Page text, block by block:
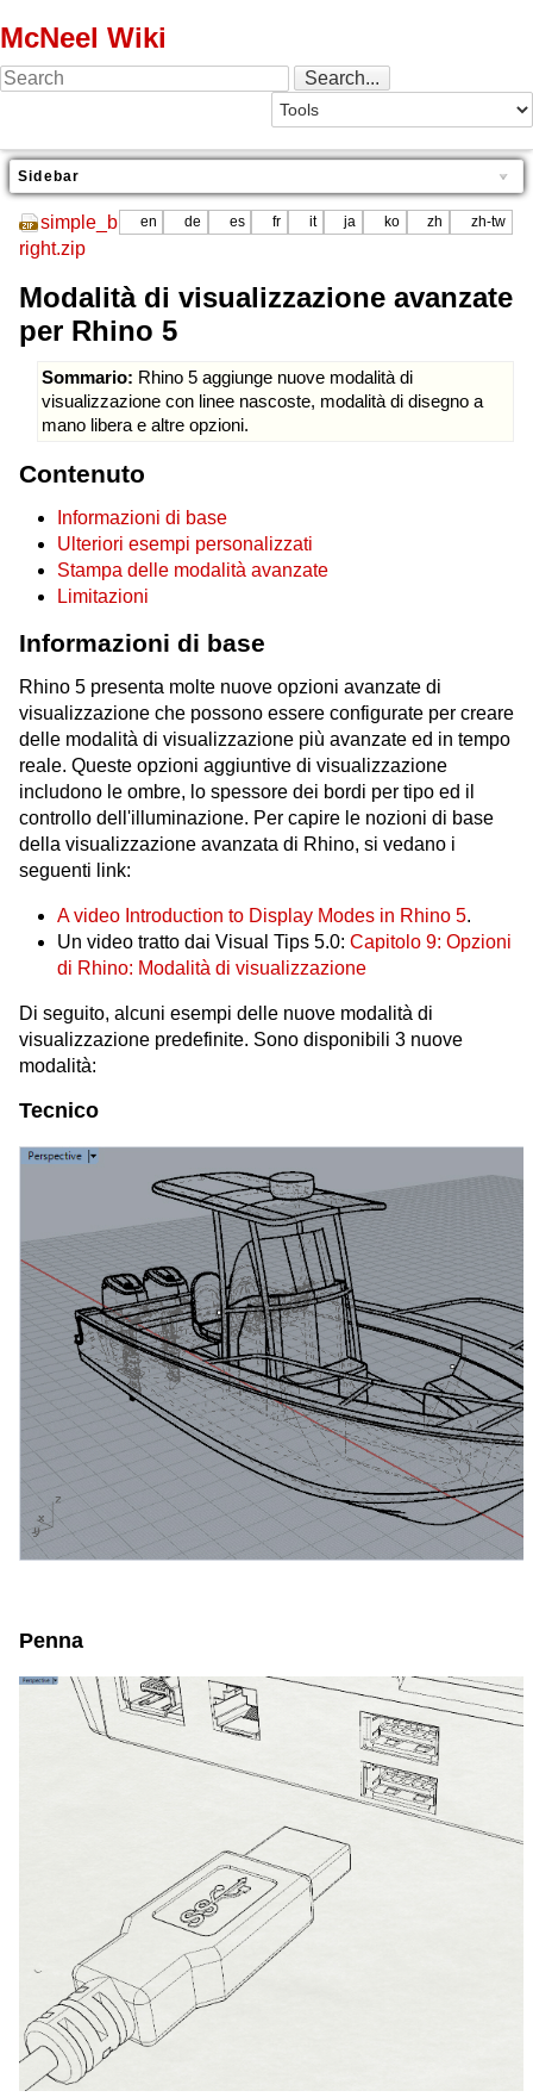
McNeel Wiki
Sidebar
en de es fr it ja ko zh zh-tw
simple_b
right.zip
Modalità di visualizzazione avanzate
per Rhino 5
Sommario: Rhino 5 aggiunge nuove modalità di
visualizzazione con linee nascoste, modalità di disegno a
mano libera e altre opzioni.
Contenuto
Informazioni di base
Ulteriori esempi personalizzati
Stampa delle modalità avanzate
Limitazioni
Informazioni di base
Rhino 5 presenta molte nuove opzioni avanzate di
visualizzazione che possono essere configurate per creare
delle modalità di visualizzazione più avanzate ed in tempo
reale. Queste opzioni aggiuntive di visualizzazione
includono le ombre, lo spessore dei bordi per tipo ed il
controllo dell'illuminazione. Per capire le nozioni di base
della visualizzazione avanzata di Rhino, si vedano i
seguenti link:
A video Introduction to Display Modes in Rhino 5.
Un video tratto dai Visual Tips 5.0: Capitolo 9: Opzioni
di Rhino: Modalità di visualizzazione
Di seguito, alcuni esempi delle nuove modalità di
visualizzazione predefinite. Sono disponibili 3 nuove
modalità:
Tecnico
Penna